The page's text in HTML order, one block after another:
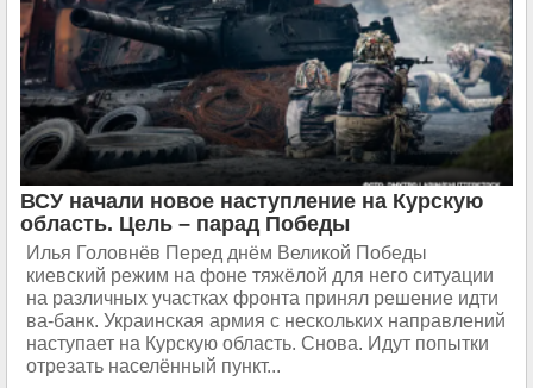
ВСУ начали новое наступление на Курскую
область. Цель – парад Победы
Илья Головнёв Перед днём Великой Победы
киевский режим на фоне тяжёлой для него ситуации
на различных участках фронта принял решение идти
ва-банк. Украинская армия с нескольких направлений
наступает на Курскую область. Снова. Идут попытки
отрезать населённый пункт...